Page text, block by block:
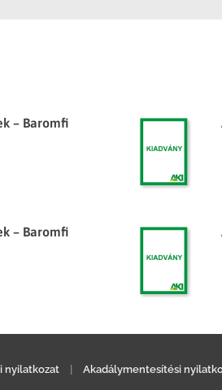
– Baromfi
– Baromfi
nyilatkozat Akadálymentesítési